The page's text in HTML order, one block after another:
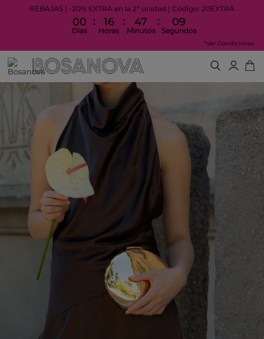
REBAJAS | -20% EXTRA en la 2ª unidad | Código: 20EXTRA
00
Días
: 16
Horas
: 47
Minutos
: 09
Segundos
*Ver Condiciones